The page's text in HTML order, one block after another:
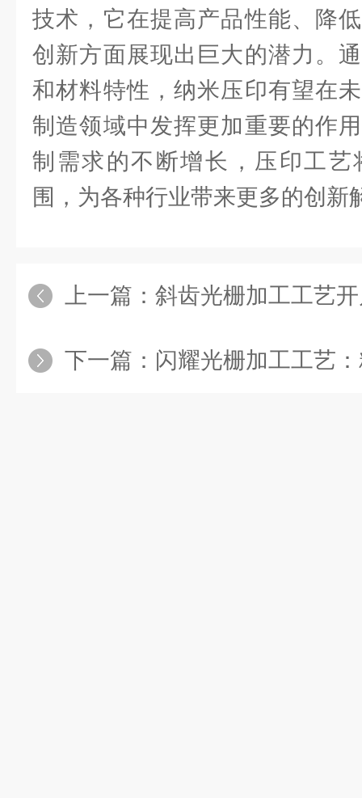
技术，它在提高产品性能、降
创新方面展现出巨大的潜力。
和材料特性，纳米压印有望在
制造领域中发挥更加重要的作
制需求的不断增长，压印工艺
围，为各种行业带来更多的创新
上一篇： 斜齿光栅加工工艺
下一篇： 闪耀光栅加工工艺：精密光学的